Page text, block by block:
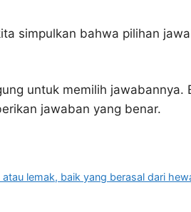
simpulkan bahwa pilihan
untuk memilih jawabannya.
jawaban yang benar.
lemak, baik yang berasal dari